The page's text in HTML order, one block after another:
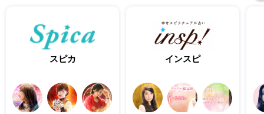
スピカ インスピ